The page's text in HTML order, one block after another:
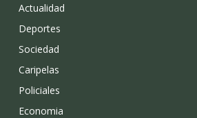
Actualidad
Deportes
Sociedad
Caripelas
Policiales
Economia